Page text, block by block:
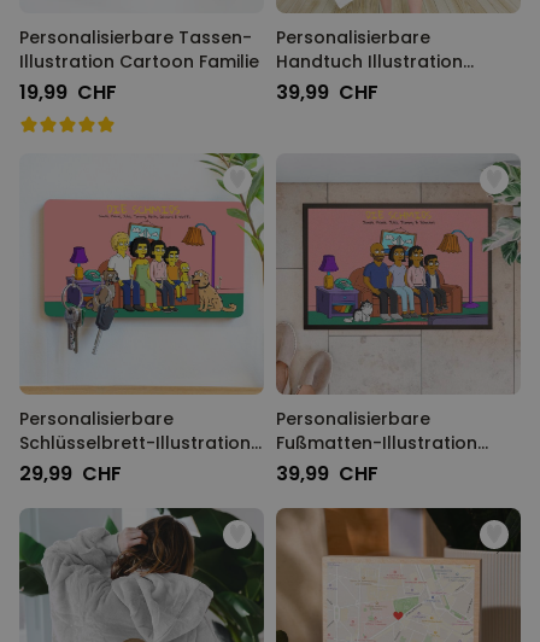
Personalisierbare Tassen-
Illustration Cartoon Familie
19,99 CHF
Personalisierbare
Handtuch Illustration
Cartoon Familie
39,99 CHF
Personalisierbare
Schlüsselbrett-Illustration
Cartoon Familie
29,99 CHF
Personalisierbare
Fußmatten-Illustration
Cartoon Familie
39,99 CHF